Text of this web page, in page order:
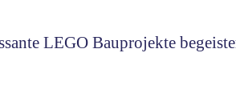
LEGO Bauprojekte